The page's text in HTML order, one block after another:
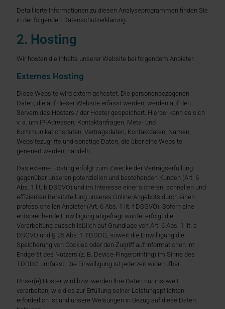
Detaillierte Informationen zu diesen Analyseprogrammen finden Sie
in der folgenden Datenschutzerklärung.
2. Hosting
Wir hosten die Inhalte unserer Website bei folgendem Anbieter:
Externes Hosting
Diese Website wird extern gehostet. Die personenbezogenen
Daten, die auf dieser Website erfasst werden, werden auf den
Servern des Hosters / der Hoster gespeichert. Hierbei kann es sich
v. a. um IP-Adressen, Kontaktanfragen, Meta- und
Kommunikationsdaten, Vertragsdaten, Kontaktdaten, Namen,
Websitezugriffe und sonstige Daten, die über eine Website
generiert werden, handeln.
Das externe Hosting erfolgt zum Zwecke der Vertragserfüllung
gegenüber unseren potenziellen und bestehenden Kunden (Art. 6
Abs. 1 lit. b DSGVO) und im Interesse einer sicheren, schnellen und
effizienten Bereitstellung unseres Online-Angebots durch einen
professionellen Anbieter (Art. 6 Abs. 1 lit. f DSGVO). Sofern eine
entsprechende Einwilligung abgefragt wurde, erfolgt die
Verarbeitung ausschließlich auf Grundlage von Art. 6 Abs. 1 lit. a
DSGVO und § 25 Abs. 1 TDDDG, soweit die Einwilligung die
Speicherung von Cookies oder den Zugriff auf Informationen im
Endgerät des Nutzers (z. B. Device-Fingerprinting) im Sinne des
TDDDG umfasst. Die Einwilligung ist jederzeit widerrufbar.
Unser(e) Hoster wird bzw. werden Ihre Daten nur insoweit
verarbeiten, wie dies zur Erfüllung seiner Leistungspflichten
erforderlich ist und unsere Weisungen in Bezug auf diese Daten